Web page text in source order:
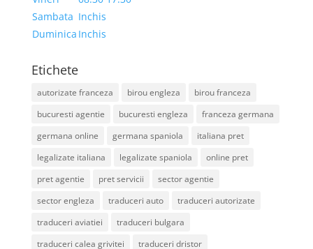
Sambata Inchis
Duminica Inchis
Etichete
autorizate franceza birou engleza
birou franceza
bucuresti agentie
bucuresti engleza
franceza germana
germana online
germana spaniola
italiana pret
legalizate italiana
legalizate spaniola
online pret
pret agentie
pret servicii
sector agentie
sector engleza
traduceri auto
traduceri autorizate
traduceri aviatiei
traduceri bulgara
traduceri calea grivitei
traduceri dristor